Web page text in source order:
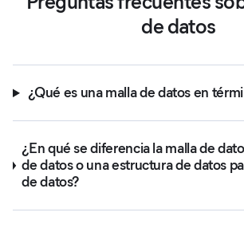
de datos
¿Qué es una malla de datos en
¿En qué se diferencia la malla de
de datos o una estructura de datos
de datos?